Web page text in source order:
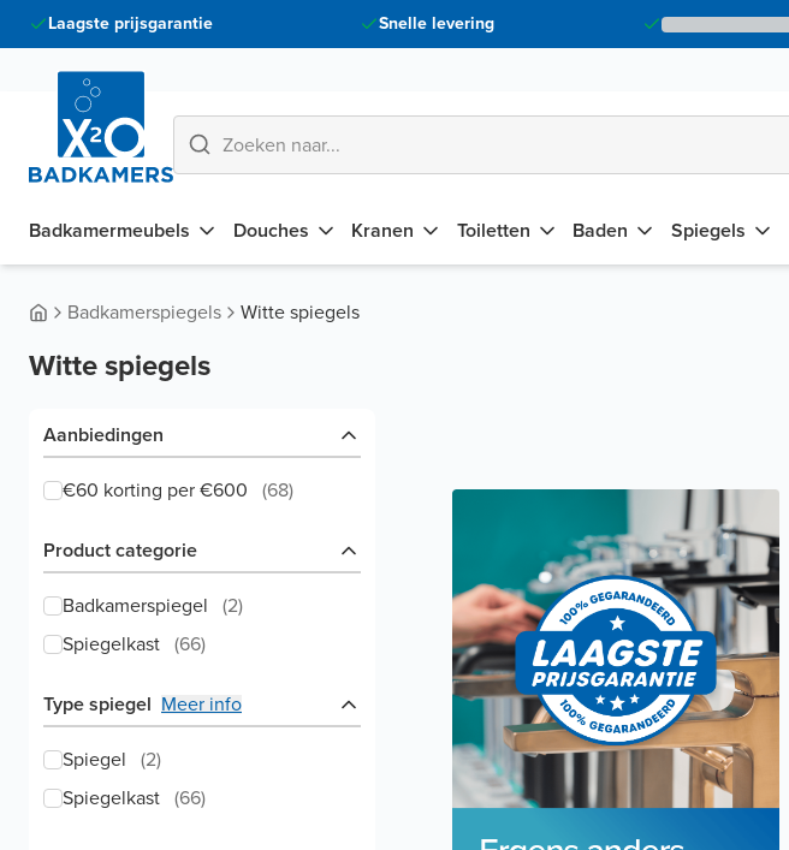
Laagste prijsgarantie Snelle levering
Badkamermeubels Douches Kranen Toiletten Baden Spiegels
Badkamerspiegels Witte spiegels
Witte spiegels
Aanbiedingen
€60 korting per €600 (68)
Product categorie
Badkamerspiegel (2)
Spiegelkast (66)
Type spiegel Meer info
Spiegel (2)
Spiegelkast (66)